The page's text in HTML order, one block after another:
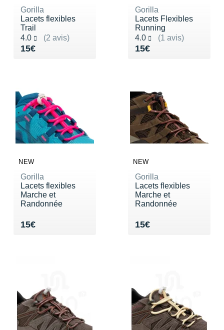
Gorilla
Lacets flexibles
Trail
4.0
(2 avis)
Noté 4.0 sur 5
15€
Vendu 15€
Gorilla
Lacets Flexibles
Running
4.0
(1 avis)
Noté 4.0 sur 5
15€
Vendu 15€
NEW
Gorilla
Lacets flexibles
Marche et
Randonnée
15€
Vendu 15€
NEW
Gorilla
Lacets flexibles
Marche et
Randonnée
15€
Vendu 15€